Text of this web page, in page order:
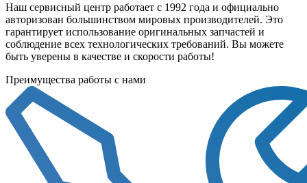
Наш сервисный центр работает с 1992 года и официально
авторизован большинством мировых производителей. Это
гарантирует использование оригинальных запчастей и
соблюдение всех технологических требований. Вы можете
быть уверены в качестве и скорости работы!
Преимущества работы с нами